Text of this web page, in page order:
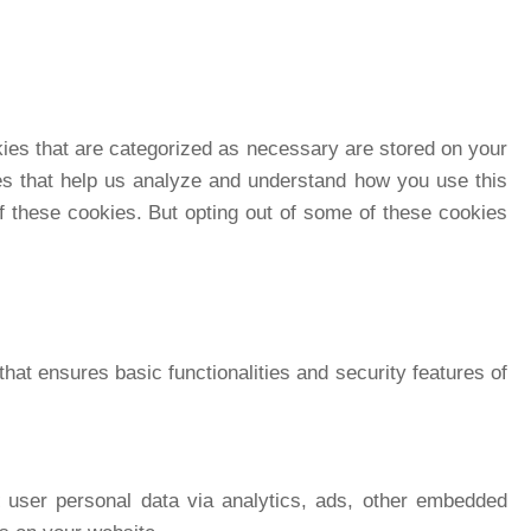
that are categorized as necessary are stored on your
help us analyze and understand how you use this
cookies. But opting out of some of these cookies
ensures basic functionalities and security features of
personal data via analytics, ads, other embedded